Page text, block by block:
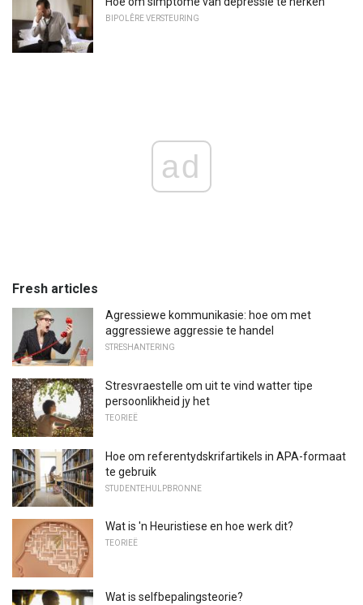
BIPOLÊRE VERSTEURING
ad
Fresh articles
Agressiewe kommunikasie: hoe om met
aggressiewe aggressie te handel
STRESHANTERING
Stresvraestelle om uit te vind watter tipe
persoonlikheid jy het
TEORIEË
Hoe om referentydskrifartikels in APA-formaat
te gebruik
STUDENTEHULPBRONNE
Wat is 'n Heuristiese en hoe werk dit?
TEORIEË
Wat is selfbepalingsteorie?